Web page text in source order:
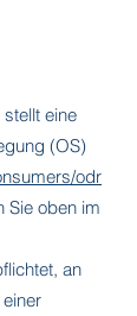
eine
(OS)
odr
Sie oben im
an